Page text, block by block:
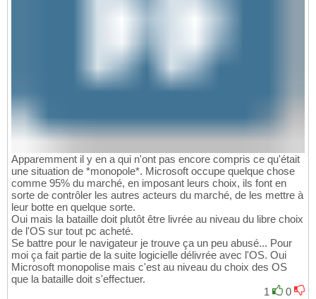
Apparemment il y en a qui n'ont pas encore compris ce qu'était
une situation de *monopole*. Microsoft occupe quelque chose
comme 95% du marché, en imposant leurs choix, ils font en
sorte de contrôler les autres acteurs du marché, de les mettre à
leur botte en quelque sorte.
Oui mais la bataille doit plutôt être livrée au niveau du libre choix
de l'OS sur tout pc acheté.
Se battre pour le navigateur je trouve ça un peu abusé... Pour
moi ça fait partie de la suite logicielle délivrée avec l'OS. Oui
Microsoft monopolise mais c'est au niveau du choix des OS
que la bataille doit s'effectuer.
1
0